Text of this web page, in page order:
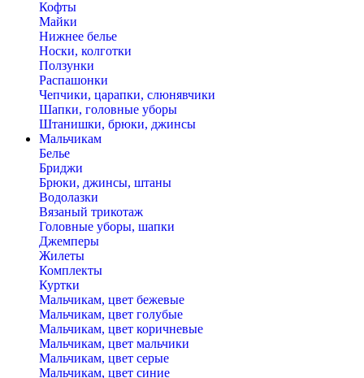
Кофты
Майки
Нижнее белье
Носки, колготки
Ползунки
Распашонки
Чепчики, царапки, слюнявчики
Шапки, головные уборы
Штанишки, брюки, джинсы
Мальчикам
Белье
Бриджи
Брюки, джинсы, штаны
Водолазки
Вязаный трикотаж
Головные уборы, шапки
Джемперы
Жилеты
Комплекты
Куртки
Мальчикам, цвет бежевые
Мальчикам, цвет голубые
Мальчикам, цвет коричневые
Мальчикам, цвет мальчики
Мальчикам, цвет серые
Мальчикам, цвет синие